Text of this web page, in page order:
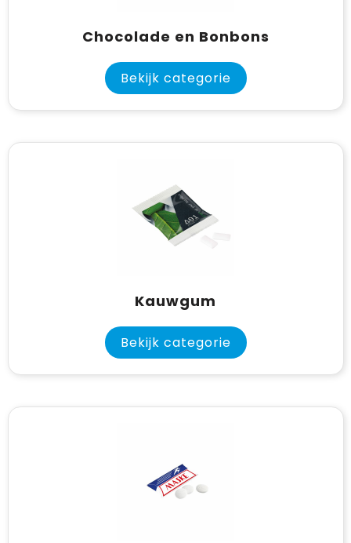
Chocolade en Bonbons
Bekijk categorie
Kauwgum
Bekijk categorie